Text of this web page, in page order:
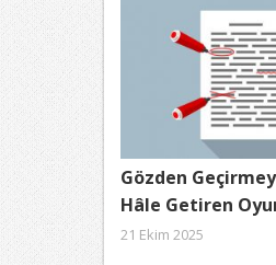
Gözden
Hâle Getiren
21 Ekim 2025